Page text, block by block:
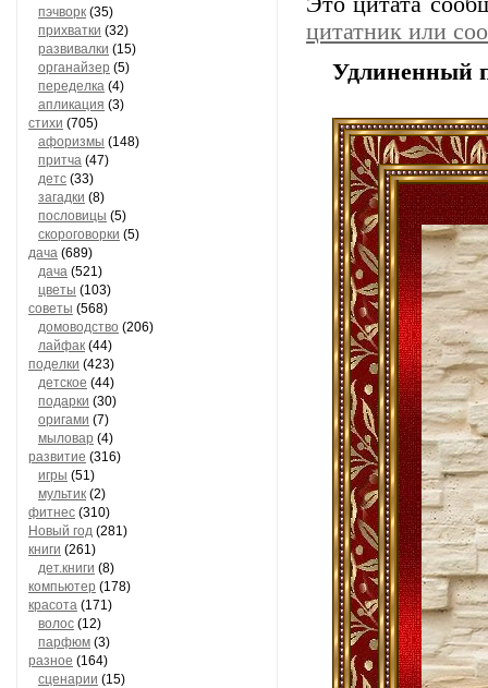
пэчворк (35)
прихватки (32)
развивалки (15)
органайзер (5)
переделка (4)
апликация (3)
стихи (705)
афоризмы (148)
притча (47)
детс (33)
загадки (8)
пословицы (5)
скороговорки (5)
дача (689)
дача (521)
цветы (103)
советы (568)
домоводство (206)
лайфак (44)
поделки (423)
детское (44)
подарки (30)
оригами (7)
мыловар (4)
развитие (316)
игры (51)
мультик (2)
фитнес (310)
Новый год (281)
книги (261)
дет.книги (8)
компьютер (178)
красота (171)
волос (12)
парфюм (3)
разное (164)
сценарии (15)
цитатник или
Удлиненный